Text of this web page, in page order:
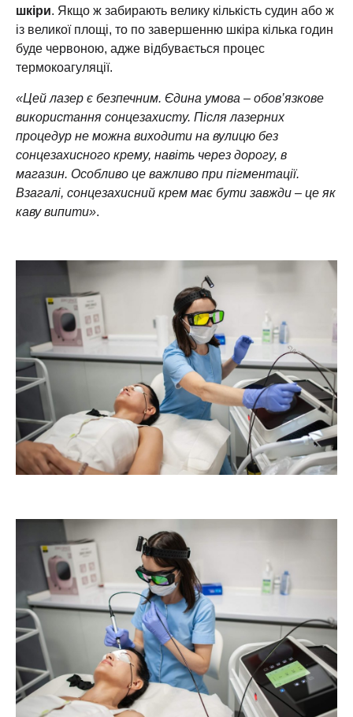
шкіри. Якщо ж забирають велику кількість судин або ж
із великої площі, то по завершенню шкіра кілька годин
буде червоною, адже відбувається процес
термокоагуляції.
«Цей лазер є безпечним. Єдина умова – обов’язкове
використання сонцезахисту. Після лазерних
процедур не можна виходити на вулицю без
сонцезахисного крему, навіть через дорогу, в
магазин. Особливо це важливо при пігментації.
Взагалі, сонцезахисний крем має бути завжди – це як
каву випити».